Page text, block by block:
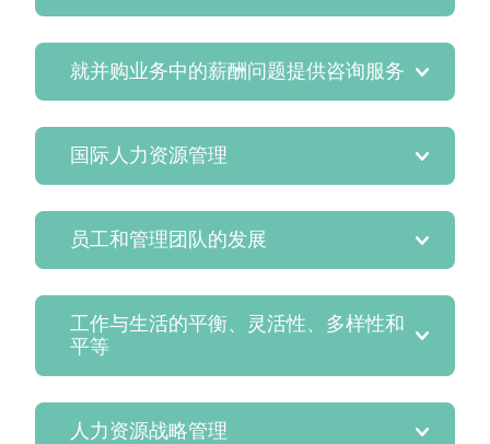
就并购业务中的薪酬问题提供咨询服务
国际人力资源管理
员工和管理团队的发展
工作与生活的平衡、灵活性、多样性和
平等
人力资源战略管理